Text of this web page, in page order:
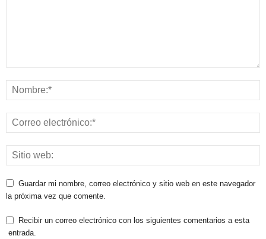
Guardar mi nombre, correo electrónico y sitio web en este navegador
la próxima vez que comente.
Recibir un correo electrónico con los siguientes comentarios a esta
entrada.